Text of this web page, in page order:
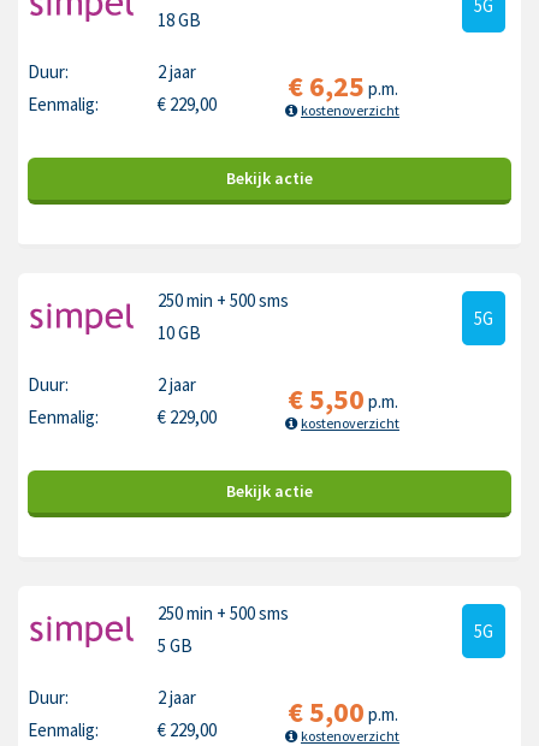
18 GB
5G
Duur:
2 jaar
Eenmalig:
€ 229,00 €6,25 p.m.
kostenoverzicht
Bekijk actie
250 min + 500 sms
10 GB
5G
Duur:
2 jaar
Eenmalig:
€ 229,00 €5,50 p.m.
kostenoverzicht
Bekijk actie
250 min + 500 sms
5 GB
5G
Duur:
2 jaar
Eenmalig:
€ 229,00 €5,00 p.m.
kostenoverzicht